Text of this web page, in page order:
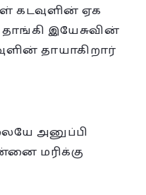
கடவுளின் ஏக
இயேசுவின்
தாயாகிறார்
அனுப்பி
மரிக்கு